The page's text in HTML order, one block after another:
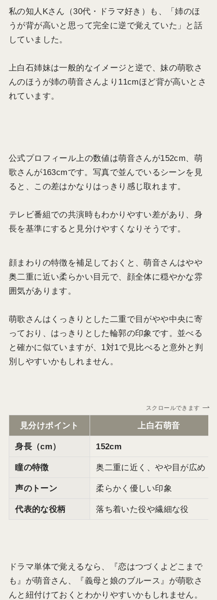
私の知人Kさん（30代・ドラマ好き）も、「姉のほ
うが背が高いと思って完全に逆で覚えていた」と話
していました。
上白石姉妹は一般的なイメージと逆で、妹の萌歌さ
んのほうが姉の萌音さんより11cmほど背が高いとさ
れています。
公式プロフィール上の数値は萌音さんが152cm、萌
歌さんが163cmです。写真で並んでいるシーンを見
ると、この差はかなりはっきり感じ取れます。
テレビ番組での共演時もわかりやすい差があり、身
長を基準にすると見分けやすくなりそうです。
顔まわりの特徴を補足しておくと、萌音さんはやや
奥二重に近い柔らかい目元で、顔全体に穏やかな雰
囲気があります。
萌歌さんはくっきりとした二重で目がやや中央に寄
っており、はっきりとした輪郭の印象です。並べる
と確かに似ていますが、1対1で見比べると意外と判
別しやすいかもしれません。
スクロールできます
見分けポイント 上白石萌音
身長（cm） 152cm
瞳の特徴 奥二重に近く、やや目が広め
声のトーン 柔らかく優しい印象
代表的な役柄 落ち着いた役や繊細な役
ドラマ単体で覚えるなら、『恋はつづくよどこまで
も』が萌音さん、『義母と娘のブルース』が萌歌さ
んと紐付けておくとわかりやすいかもしれません。